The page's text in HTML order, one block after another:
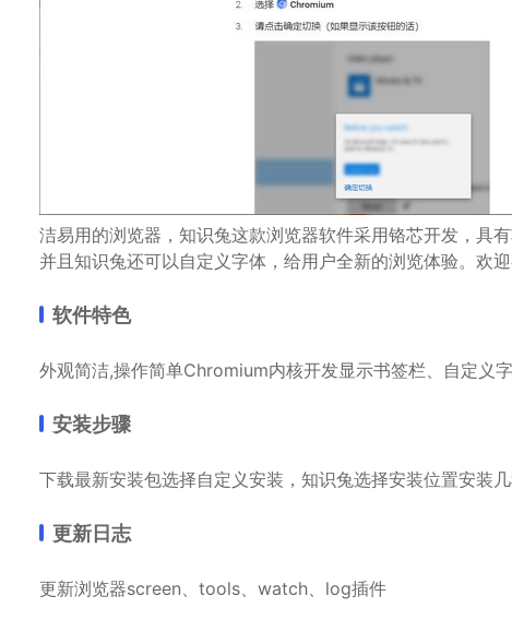
洁易用的浏览器，知识兔这款浏览器软件采用铬芯开发，具
并且知识兔还可以自定义字体，给用户全新的浏览体验。欢
软件特色
外观简洁,操作简单Chromium内核开发显示书签栏、自定义
安装步骤
下载最新安装包选择自定义安装，知识兔选择安装位置安装
更新日志
更新浏览器screen、tools、watch、log插件